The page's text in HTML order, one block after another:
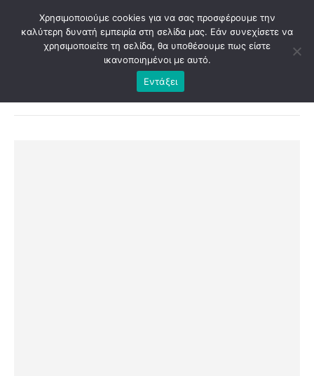
ΨΗΦΙΑΚΌ ΆΛΜΠΟΥΜ
Χρησιμοποιούμε cookies για να σας προσφέρουμε την
καλύτερη δυνατή εμπειρία στη σελίδα μας. Εάν συνεχίσετε να
χρησιμοποιείτε τη σελίδα, θα υποθέσουμε πως είστε
ικανοποιημένοι με αυτό.
Εντάξει